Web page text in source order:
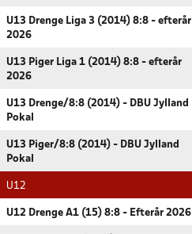
U13 Drenge Liga 3 (2014) 8:8 - efterår
2026
U13 Piger Liga 1 (2014) 8:8 - efterår
2026
U13 Drenge/8:8 (2014) - DBU Jylland
Pokal
U13 Piger/8:8 (2014) - DBU Jylland
Pokal
U12
U12 Drenge A1 (15) 8:8 - Efterår 2026